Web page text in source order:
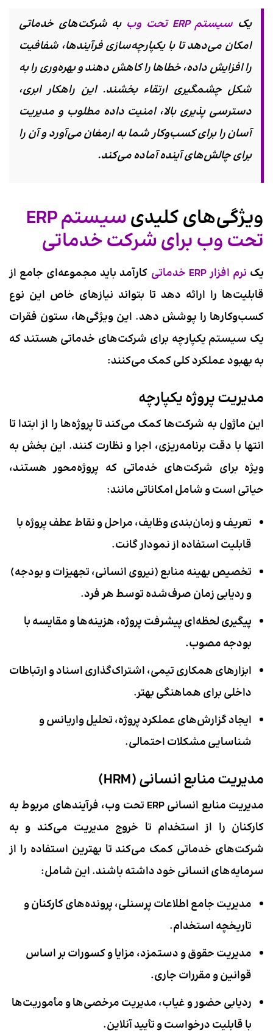
یک سیستم ERP تحت وب
به شرکت‌های خدماتی
امکان می‌دهد تا با یکپارچه‌سازی فرآیندها، شفافیت
را افزایش داده، خطاها را کاهش دهند و بهره‌وری را به
شکل چشمگیری ارتقاء بخشند. این راهکار ابری،
دسترسی پذیری بالا، امنیت داده مطلوب و مدیریت
آسان را برای کسب‌وکار شما به ارمغان می‌آورد و آن را
برای چالش‌های آینده آماده می‌کند.
ویژگی‌های کلیدی سیستم ERP
تحت وب برای شرکت خدماتی
یک نرم افزار ERP خدماتی
کارآمد باید مجموعه‌ای جامع از
قابلیت‌ها را ارائه دهد تا بتواند نیازهای خاص این نوع
کسب‌وکارها را پوشش دهد. این ویژگی‌ها، ستون فقرات
یک سیستم یکپارچه برای شرکت‌های خدماتی هستند که
به بهبود عملکرد کلی کمک می‌کنند:
مدیریت پروژه یکپارچه
این ماژول به شرکت‌ها کمک می‌کند تا پروژه‌ها را از ابتدا تا
انتها با دقت برنامه‌ریزی، اجرا و نظارت کنند. این بخش به
ویژه برای شرکت‌های خدماتی که پروژه‌محور هستند،
حیاتی است و شامل امکاناتی مانند:
تعریف و زمان‌بندی وظایف، مراحل و نقاط عطف پروژه با
قابلیت استفاده از نمودار گانت.
تخصیص بهینه منابع (نیروی انسانی، تجهیزات و بودجه)
و ردیابی زمان صرف‌شده توسط هر فرد.
پیگیری لحظه‌ای پیشرفت پروژه، هزینه‌ها و مقایسه با
بودجه مصوب.
ابزارهای همکاری تیمی، اشتراک‌گذاری اسناد و ارتباطات
داخلی برای هماهنگی بهتر.
ایجاد گزارش‌های عملکرد پروژه، تحلیل واریانس و
شناسایی مشکلات احتمالی.
مدیریت منابع انسانی (HRM)
مدیریت منابع انسانی ERP
تحت وب، فرآیندهای مربوط به
کارکنان را از استخدام تا خروج مدیریت می‌کند و به
شرکت‌های خدماتی کمک می‌کند تا بهترین استفاده را از
سرمایه‌های انسانی خود داشته باشند. این شامل:
مدیریت جامع اطلاعات پرسنلی، پرونده‌های کارکنان و
تاریخچه استخدام.
مدیریت حقوق و دستمزد، مزایا و کسورات بر اساس
قوانین و مقررات جاری.
ردیابی حضور و غیاب، مدیریت مرخصی‌ها و مأموریت‌ها
با قابلیت درخواست و تأیید آنلاین.